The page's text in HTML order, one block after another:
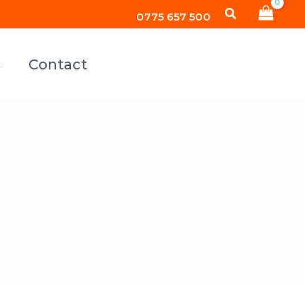
0775 657 500 Search
Contact